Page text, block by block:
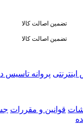
تضمین اصالت کالا
تضمین اصالت کالا
پروانه تاسیس
قوانین و مقررات